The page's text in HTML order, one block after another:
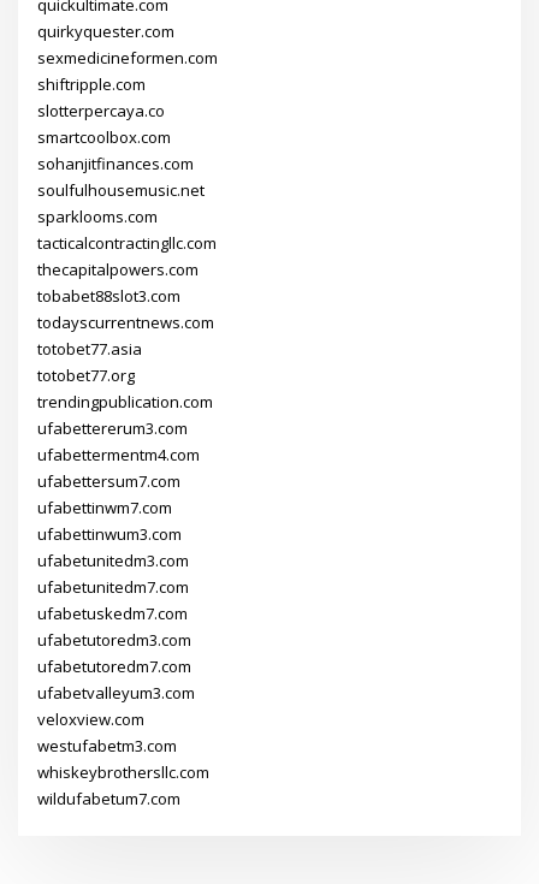
quirkyquester.com
sexmedicineformen.com
shiftripple.com
slotterpercaya.co
smartcoolbox.com
sohanjitfinances.com
soulfulhousemusic.net
sparklooms.com
tacticalcontractingllc.com
thecapitalpowers.com
tobabet88slot3.com
todayscurrentnews.com
totobet77.asia
totobet77.org
trendingpublication.com
ufabettererum3.com
ufabettermentm4.com
ufabettersum7.com
ufabettinwm7.com
ufabettinwum3.com
ufabetunitedm3.com
ufabetunitedm7.com
ufabetuskedm7.com
ufabetutoredm3.com
ufabetutoredm7.com
ufabetvalleyum3.com
veloxview.com
westufabetm3.com
whiskeybrothersllc.com
wildufabetum7.com